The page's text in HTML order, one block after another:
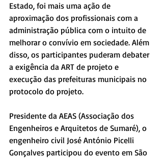
Estado, foi mais uma ação de
aproximação dos profissionais com a
administração pública com o intuito de
melhorar o convívio em sociedade. Além
disso, os participantes puderam debater
a exigência da ART de projeto e
execução das prefeituras municipais no
protocolo do projeto.
Presidente da AEAS (Associação dos
Engenheiros e Arquitetos de Sumaré), o
engenheiro civil José António Picelli
Gonçalves participou do evento em São